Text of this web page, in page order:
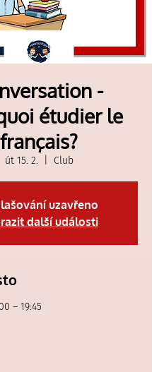
-
étudier le
français?
út 15. 2. Club
uzavřeno
další události
– 19:45